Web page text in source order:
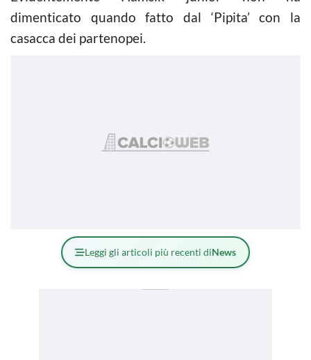
dimenticato quando fatto dal ‘Pipita’ con la
casacca dei partenopei.
Leggi gli articoli più recenti diNews